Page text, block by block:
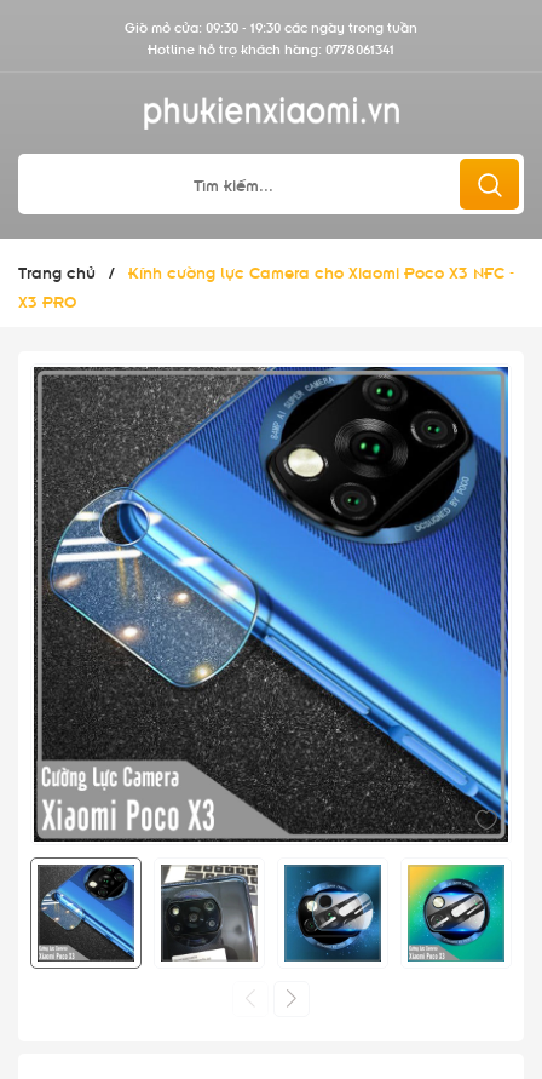
Giờ mở cửa: 09:30 - 19:30 các ngày trong tuần
Hotline hỗ trợ khách hàng: 0778061341
Trang chủ / Kính cường lực Camera cho Xiaomi Poco X3 NFC -
X3 PRO